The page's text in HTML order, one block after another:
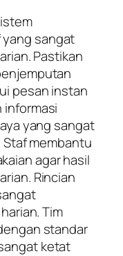
sangat
Pastikan
pesan instan
informasi
yang sangat
membantu
agar hasil
Rincian
Tim
standar
ketat